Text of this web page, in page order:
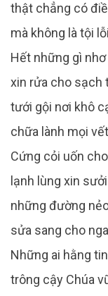
thật chẳng có
mà không là tội
Hết những gì nhơ
xin rửa cho sạch
tưới gội nơi khô
chữa lành mọi
Cứng cỏi uốn
lạnh lùng xin
những đường
sửa sang cho
Những ai hằng
trông cậy Chúa